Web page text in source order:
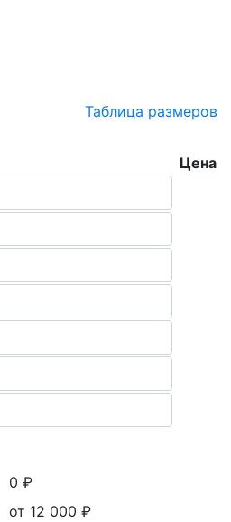
Таблица размеров
Цена
0 ₽
от 12 000 ₽